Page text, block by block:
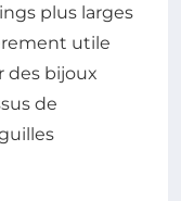
plus larges
utile
des bijoux
de